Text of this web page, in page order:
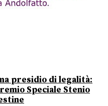
presidio di legalità:
Speciale Stenio